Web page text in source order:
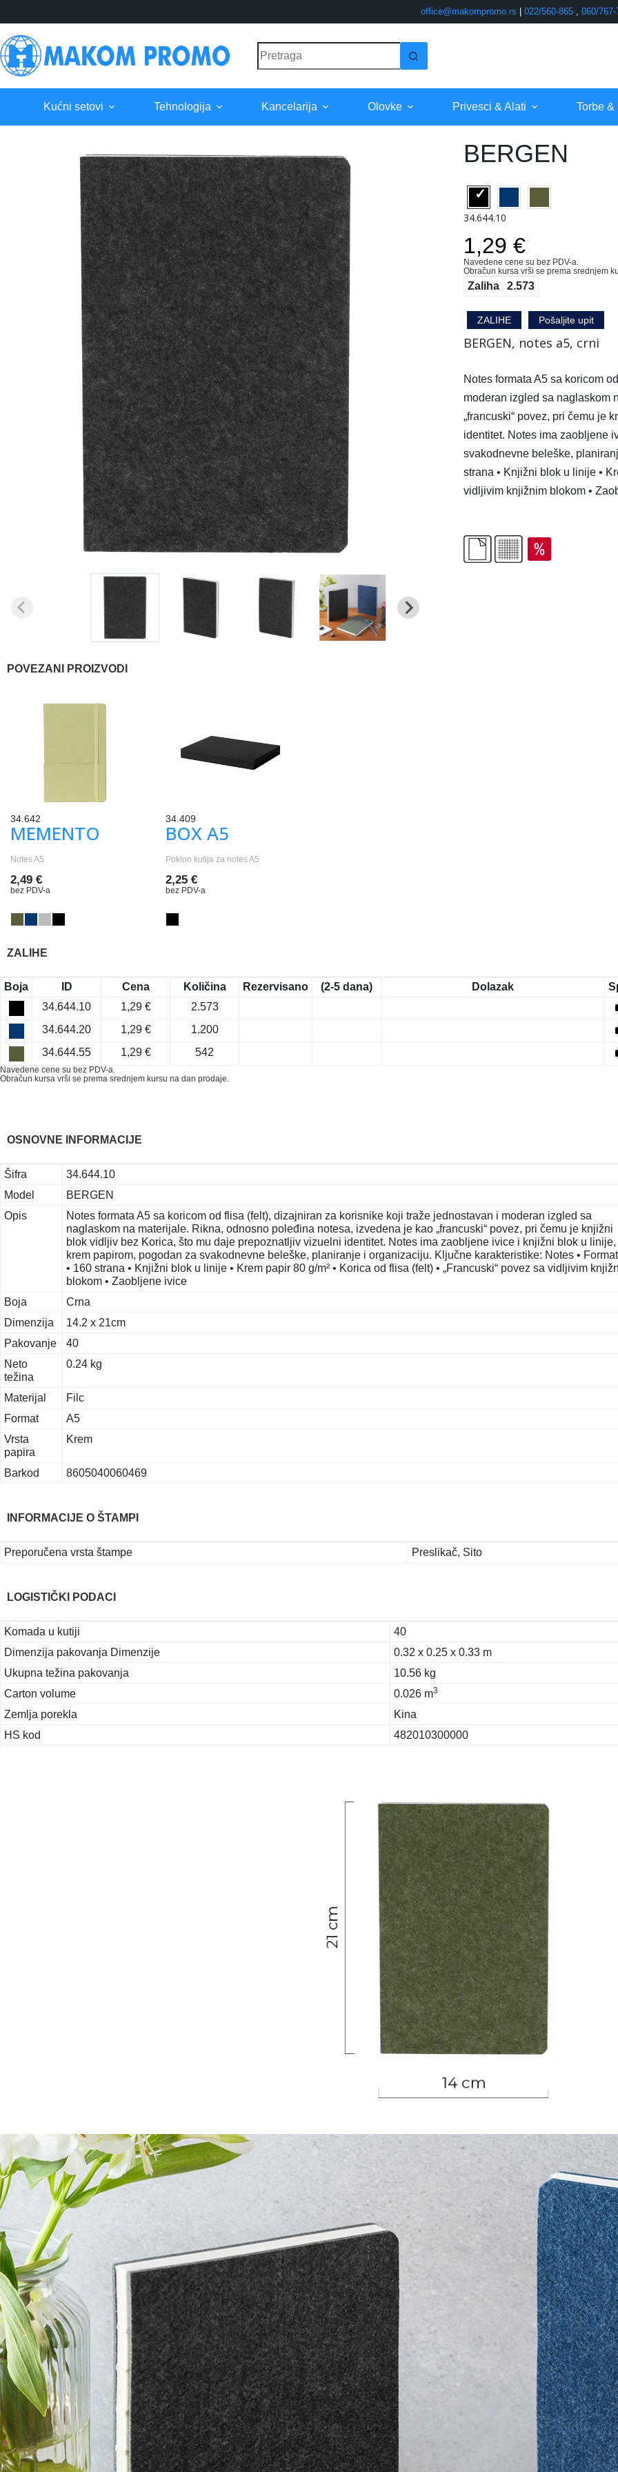
office@makompromo.rs 022/560-865, 060/767-
No
results
Kućni setovi Tehnologija Kancelarija Olovke Privesci & Alati Torbe &
BERGEN
34.644.10
1,29 €
Navedene cene su bez PDV-a.
Obračun kursa vrši se prema srednjem
Zaliha 2.573
ZALIHE Pošaljite upit
BERGEN, notes a5, crni
Notes formata A5 sa koricom
moderan izgled sa naglaskom
„francuski“ povez, pri čemu je
identitet. Notes ima zaobljene
svakodnevne beleške,
strana • Knjižni blok u linije •
vidljivim knjižnim blokom •
POVEZANI PROIZVODI
34.642
MEMENTO
Notes A5
2,49 €
bez PDV-a
34.409
BOX A5
Poklon kutija za notes A5
2,25 €
bez PDV-a
ZALIHE
Boja ID Cena Količina Rezervisano (2-5 dana) Dolazak
34.644.10
1,29 €
2.573
34.644.20
1,29 €
1.200
34.644.55
1,29 € 542
Navedene cene su bez PDV-a.
Obračun kursa vrši se prema srednjem kursu na dan prodaje.
OSNOVNE INFORMACIJE
Šifra
34.644.10
Model
BERGEN
Opis
Notes formata A5 sa koricom od flisa (felt), dizajniran za korisnike koji traže jednostavan i moderan izgled sa
naglaskom na materijale. Rikna, odnosno poleđina notesa, izvedena je kao „francuski“ povez, pri čemu je knjižni
blok vidljiv bez Korica, što mu daje prepoznatljiv vizuelni identitet. Notes ima zaobljene ivice i knjižni blok u linije,
krem papirom, pogodan za svakodnevne beleške, planiranje i organizaciju. Ključne karakteristike: Notes •
• 160 strana • Knjižni blok u linije • Krem papir 80 g/m² • Korica od flisa (felt) • „Francuski“ povez sa vidljivim
blokom • Zaobljene ivice
Boja
Crna
Dimenzija
14.2 x 21cm
Pakovanje
40
Neto
težina
0.24 kg
Materijal
Filc
Format
A5
Vrsta
papira
Krem
Barkod 8605040060469
INFORMACIJE O ŠTAMPI
Preporučena vrsta štampe Preslikač, Sito
LOGISTIČKI PODACI
Komada u kutiji
40
Dimenzija pakovanja Dimenzije
0.32 x 0.25 x 0.33 m
Ukupna težina pakovanja
10.56 kg
Carton volume
0.026 m3
Zemlja porekla
Kina
HS kod
482010300000